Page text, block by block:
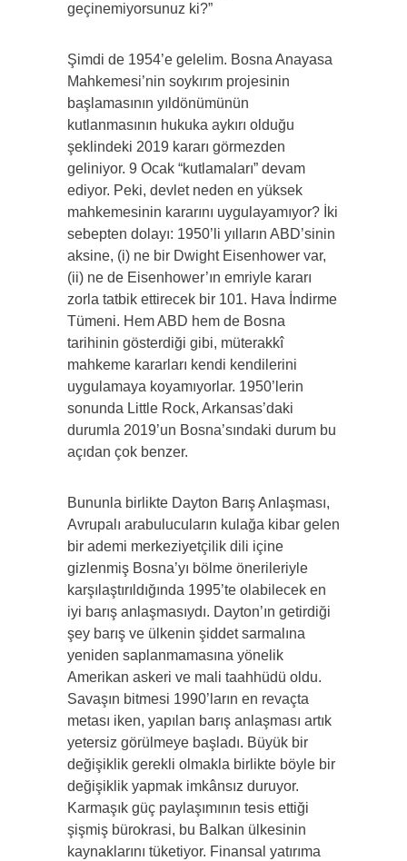
geçinemiyorsunuz ki?” ​​​​​​​
Şimdi de 1954’e gelelim. Bosna Anayasa
Mahkemesi’nin soykırım projesinin
başlamasının yıldönümünün
kutlanmasının hukuka aykırı olduğu
şeklindeki 2019 kararı görmezden
geliniyor. 9 Ocak “kutlamaları” devam
ediyor. Peki, devlet neden en yüksek
mahkemesinin kararını uygulayamıyor? İki
sebepten dolayı: 1950’li yılların ABD’sinin
aksine, (i) ne bir Dwight Eisenhower var,
(ii) ne de Eisenhower’ın emriyle kararı
zorla tatbik ettirecek bir 101. Hava İndirme
Tümeni. Hem ABD hem de Bosna
tarihinin gösterdiği gibi, müterakkî
mahkeme kararları kendi kendilerini
uygulamaya koyamıyorlar. 1950’lerin
sonunda Little Rock, Arkansas’daki
durumla 2019’un Bosna’sındaki durum bu
açıdan çok benzer.
Bununla birlikte Dayton Barış Anlaşması,
Avrupalı arabulucuların kulağa kibar gelen
bir ademi merkeziyetçilik dili içine
gizlenmiş Bosna’yı bölme önerileriyle
karşılaştırıldığında 1995’te olabilecek en
iyi barış anlaşmasıydı. Dayton’ın getirdiği
şey barış ve ülkenin şiddet sarmalına
yeniden saplanmamasına yönelik
Amerikan askeri ve mali taahhüdü oldu.
Savaşın bitmesi 1990’ların en revaçta
metası iken, yapılan barış anlaşması artık
yetersiz görülmeye başladı. Büyük bir
değişiklik gerekli olmakla birlikte böyle bir
değişiklik yapmak imkânsız duruyor.
Karmaşık güç paylaşımının tesis ettiği
şişmiş bürokrasi, bu Balkan ülkesinin
kaynaklarını tüketiyor. Finansal yatırıma